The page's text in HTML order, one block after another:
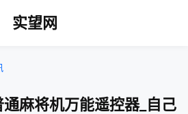
实望网
麻将机万能遥控器_自己